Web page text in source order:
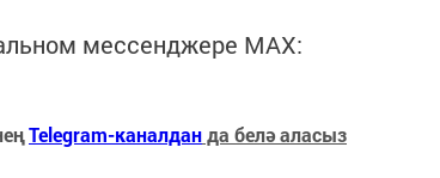
мессенджере MАХ:
Telegram-каналданда белә аласыз